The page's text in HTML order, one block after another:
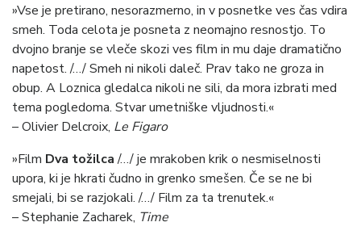
»Vse je pretirano, nesorazmerno, in v posnetke ves čas vdira
smeh. Toda celota je posneta z neomajno resnostjo. To
dvojno branje se vleče skozi ves film in mu daje dramatično
napetost. /…/ Smeh ni nikoli daleč. Prav tako ne groza in
obup. A Loznica gledalca nikoli ne sili, da mora izbrati med
tema pogledoma. Stvar umetniške vljudnosti.«
– Olivier Delcroix, Le Figaro
»Film Dva tožilca/…/ je mrakoben krik o nesmiselnosti
upora, ki je hkrati čudno in grenko smešen. Če se ne bi
smejali, bi se razjokali. /…/ Film za ta trenutek.«
– Stephanie Zacharek, Time